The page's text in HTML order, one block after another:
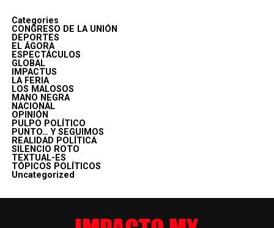
Categories
CONGRESO DE LA UNIÓN
DEPORTES
EL ÁGORA
ESPECTÁCULOS
GLOBAL
IMPACTUS
LA FERIA
LOS MALOSOS
MANO NEGRA
NACIONAL
OPINIÓN
PULPO POLÍTICO
PUNTO… Y SEGUIMOS
REALIDAD POLÍTICA
SILENCIO ROTO
TEXTUAL-ES
TÓPICOS POLÍTICOS
Uncategorized